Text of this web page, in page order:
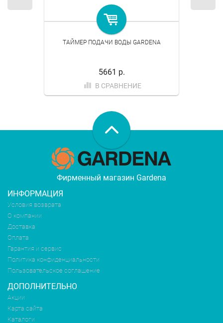
ТАЙМЕР ПОДАЧИ ВОДЫ GARDENA
5661 р.
В СРАВНЕНИЕ
Фирменный магазин Gardena
ИНФОРМАЦИЯ
Условия возврата
О компании
Доставка
Оплата
Гарантия и сервис
Политика конфиденциальности
Пользовательское соглашение
ДОПОЛНИТЕЛЬНО
Акции
Карта сайта
Каталоги